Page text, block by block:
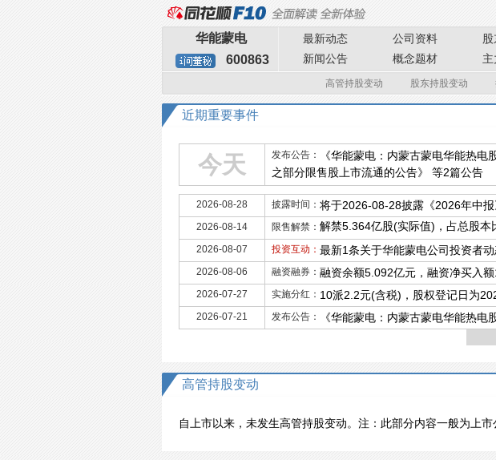
华能蒙电
600863
最新动态 公司资料
新闻公告
概念题材
高管持股变动 股东持股变动
近期重要事件
今天 发布公告：
《华能蒙电：内蒙古蒙电华能热
之部分限售股上市流通的公告》 等2篇公告
2026-08-28 披露时间： 将于2026-08-28披露《2026年中报
2026-08-14 限售解禁： 解禁5.364亿股(实际值)，占总股
2026-08-07 投资互动： 最新1条关于华能蒙电公司投资者
2026-08-06 融资融券： 融资余额5.092亿元，融资净买入
2026-07-27 实施分红： 10派2.2元(含税)，股权登记日为
2026-07-21 发布公告： 《华能蒙电：内蒙古蒙电华能热
高管持股变动
自上市以来，未发生高管持股变动。注：此部分内容一般为上市